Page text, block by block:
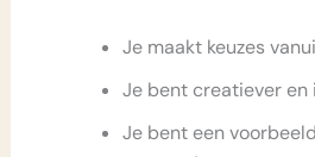
Je maakt keuzes
Je bent creatiever en
Je bent een